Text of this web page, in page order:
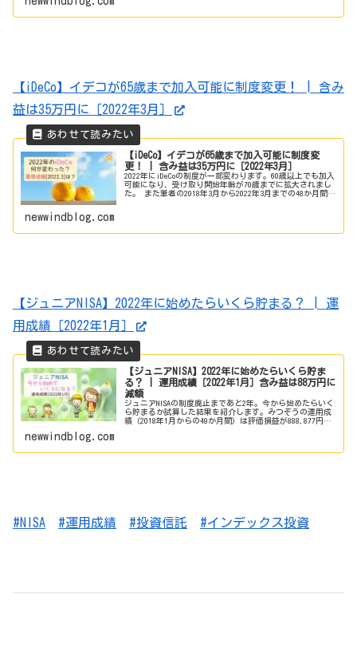
【iDeCo】イデコが65歳まで加入可能に制度変更！ | 含み
益は35万円に［2022年3月］
【iDeCo】イデコが65歳まで加入可能に制度変
更！ | 含み益は35万円に［2022年3月］
2022年にiDeCoの制度が一部変わります。60歳以上でも加入
可能になり、受け取り開始年齢が70歳までに拡大されまし
た。 また筆者の2018年3月から2022年3月までの48か月間の
newwindblog.com
【ジュニアNISA】2022年に始めたらいくら貯まる？ | 運
用成績［2022年1月］
【ジュニアNISA】2022年に始めたらいくら貯ま
る？ | 運用成績［2022年1月］含み益は88万円に
減額
ジュニアNISAの制度廃止まであと2年。今から始めたらいく
ら貯まるか試算した結果を紹介します。みつぞうの運用成
績（2018年1月からの49か月間）は評価損益が888,877円
newwindblog.com
#NISA #運用成績 #投資信託 #インデックス投資